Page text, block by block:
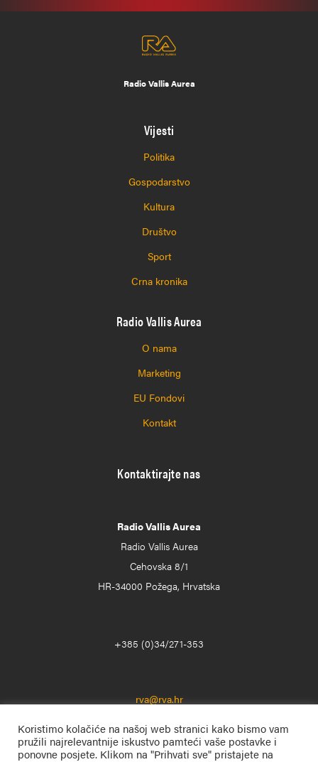
Radio Vallis Aurea
Vijesti
Politika
Gospodarstvo
Kultura
Društvo
Sport
Crna kronika
Radio Vallis Aurea
O nama
Marketing
EU Fondovi
Kontakt
Kontaktirajte nas
Radio Vallis Aurea
Radio Vallis Aurea
Cehovska 8/1
HR-34000 Požega, Hrvatska
+385 (0)34/271-353
rva@rva.hr
Koristimo kolačiće na našoj web stranici kako bismo vam
pružili najrelevantnije iskustvo pamteći vaše postavke i
ponovne posjete. Klikom na "Prihvati sve" pristajete na